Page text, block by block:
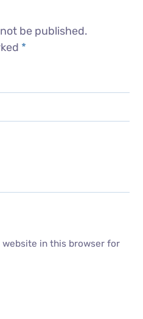
be published.
*
website in this browser for